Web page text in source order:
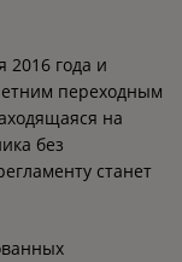
2016 года и
переходным
на
без
станет